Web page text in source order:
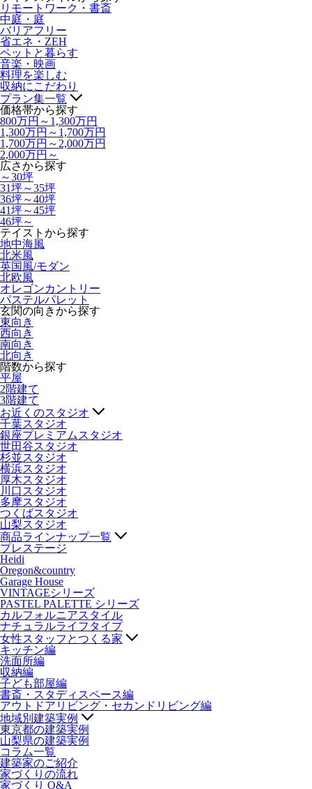
リモートワーク・書斎
中庭・庭
バリアフリー
省エネ・ZEH
ペットと暮らす
音楽・映画
料理を楽しむ
収納にこだわり
プラン集一覧
価格帯から探す
800万円～1,300万円
1,300万円～1,700万円
1,700万円～2,000万円
2,000万円～
広さから探す
～30坪
31坪～35坪
36坪～40坪
41坪～45坪
46坪～
テイストから探す
地中海風
北米風
英国風/モダン
北欧風
オレゴンカントリー
パステルパレット
玄関の向きから探す
東向き
西向き
南向き
北向き
階数から探す
平屋
2階建て
3階建て
お近くのスタジオ
千葉スタジオ
銀座プレミアムスタジオ
世田谷スタジオ
杉並スタジオ
横浜スタジオ
厚木スタジオ
川口スタジオ
多摩スタジオ
つくばスタジオ
山梨スタジオ
商品ラインナップ一覧
プレステージ
Heidi
Oregon&country
Garage House
VINTAGEシリーズ
PASTEL PALETTE シリーズ
カルフォルニアスタイル
ナチュラルライフタイプ
女性スタッフとつくる家
キッチン編
洗面所編
収納編
子ども部屋編
書斎・スタディスペース編
アウトドアリビング・セカンドリビング編
地域別建築実例
東京都の建築実例
山梨県の建築実例
コラム一覧
建築家のご紹介
家づくりの流れ
家づくり Q&A